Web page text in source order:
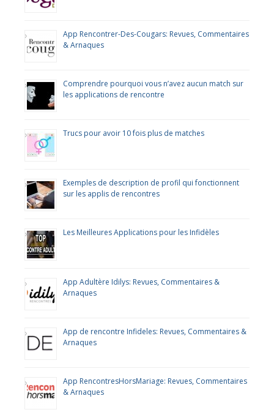
App Rencontrer-Des-Cougars: Revues, Commentaires
& Arnaques
Comprendre pourquoi vous n’avez aucun match sur
les applications de rencontre
Trucs pour avoir 10 fois plus de matches
Exemples de description de profil qui fonctionnent
sur les applis de rencontres
Les Meilleures Applications pour les Infidèles
App Adultère Idilys: Revues, Commentaires &
Arnaques
App de rencontre Infideles: Revues, Commentaires &
Arnaques
App RencontresHorsMariage: Revues, Commentaires
& Arnaques